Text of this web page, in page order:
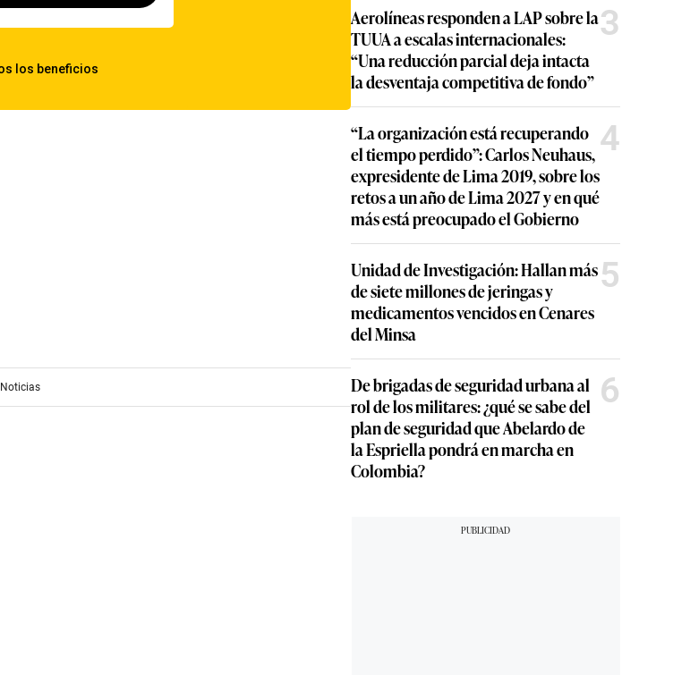
Noticias
Aerolíneas responden a LAP sobre la
TUUA a escalas internacionales:
“Una reducción parcial deja intacta
la desventaja competitiva de fondo”
3
“La organización está recuperando
el tiempo perdido”: Carlos Neuhaus,
expresidente de Lima 2019, sobre los
retos a un año de Lima 2027 y en qué
más está preocupado el Gobierno
4
Unidad de Investigación: Hallan más
de siete millones de jeringas y
medicamentos vencidos en Cenares
del Minsa
5
De brigadas de seguridad urbana al
rol de los militares: ¿qué se sabe del
plan de seguridad que Abelardo de
la Espriella pondrá en marcha en
Colombia?
6